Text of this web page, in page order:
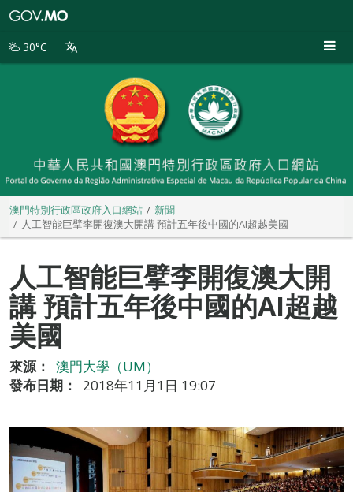
別
30°C
澳門特別行政區政府入口網站
新聞
人工智能巨擘李開復澳大開講 預計五年後中國的AI超越美國
人工智能巨擘李開復澳大開
講 預計五年後中國的AI超越
美國
來源：
澳門大學（UM）
發布日期：
2018年11月1日 19:07